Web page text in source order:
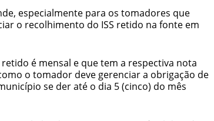
especialmente para os tomadores que
o recolhimento do ISS retido na fonte em
é mensal e que tem a respectiva nota
o tomador deve gerenciar a obrigação de
se der até o dia 5 (cinco) do mês